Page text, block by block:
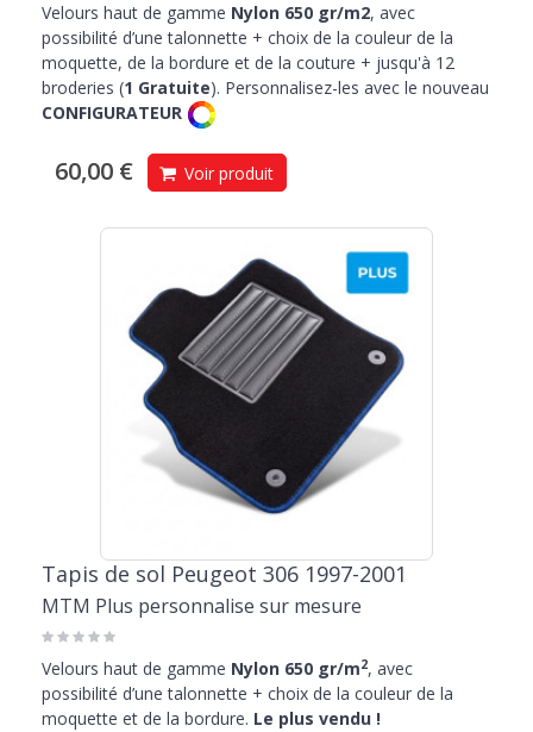
Velours haut de gamme Nylon 650 gr/m2, avec
possibilité d’une talonnette + choix de la couleur de la
moquette, de la bordure et de la couture + jusqu'à 12
broderies (1 Gratuite). Personnalisez-les avec le nouveau
CONFIGURATEUR
60,00 € Voir produit
Tapis de sol Peugeot 306 1997-2001
MTM Plus personnalise sur mesure
Velours haut de gamme Nylon 650 gr/m2, avec
possibilité d’une talonnette + choix de la couleur de la
moquette et de la bordure. Le plus vendu !